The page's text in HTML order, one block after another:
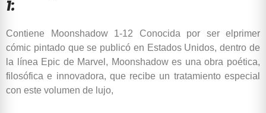
1:
Contiene Moonshadow 1-12 Conocida por ser elprimer
cómic pintado que se publicó en Estados Unidos, dentro de
la línea Epic de Marvel, Moonshadow es una obra poética,
filosófica e innovadora, que recibe un tratamiento especial
con este volumen de lujo,